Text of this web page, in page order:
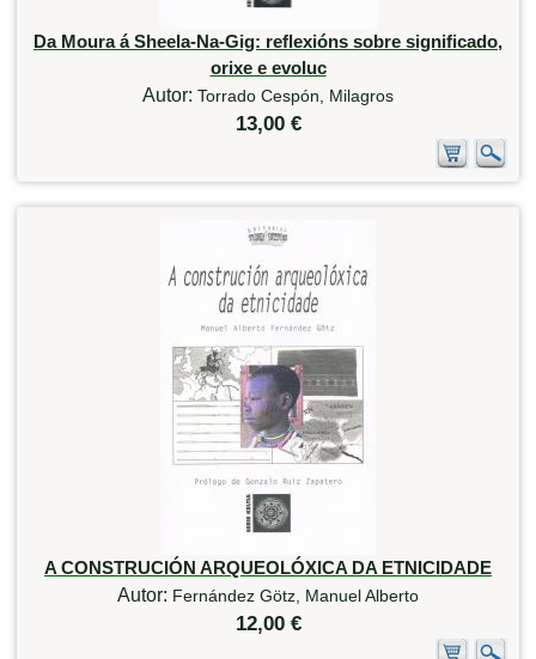
Da Moura á Sheela-Na-Gig: reflexións sobre significado,
orixe e evoluc
Autor: Torrado Cespón, Milagros
13,00 €
A CONSTRUCIÓN ARQUEOLÓXICA DA ETNICIDADE
Autor: Fernández Götz, Manuel Alberto
12,00 €